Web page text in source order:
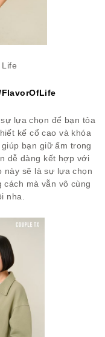
lựa chọn để bạn tỏa
kế cổ cao và khóa
bạn giữ ấm trong
dễ dàng kết hợp với
này sẽ là sự lựa chọn
mà vẫn vô cùng
nha.